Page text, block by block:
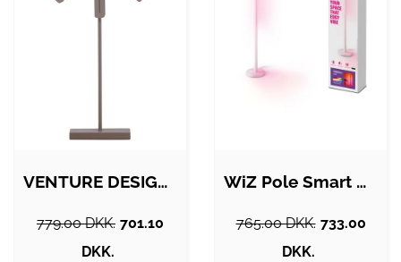
VENTURE DESIGN Säfsen gulvlampe - mocca…
779.00 DKK. 701.10
DKK.
WiZ Pole Smart Gulvlampe, Justerbar…
765.00 DKK. 733.00
DKK.